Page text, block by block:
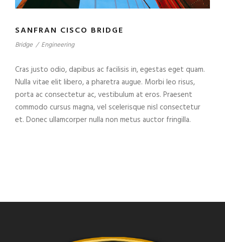
SANFRAN CISCO BRIDGE
Bridge / Engineering
Cras justo odio, dapibus ac facilisis in, egestas eget quam.
Nulla vitae elit libero, a pharetra augue. Morbi leo risus,
porta ac consectetur ac, vestibulum at eros. Praesent
commodo cursus magna, vel scelerisque nisl consectetur
et. Donec ullamcorper nulla non metus auctor fringilla.